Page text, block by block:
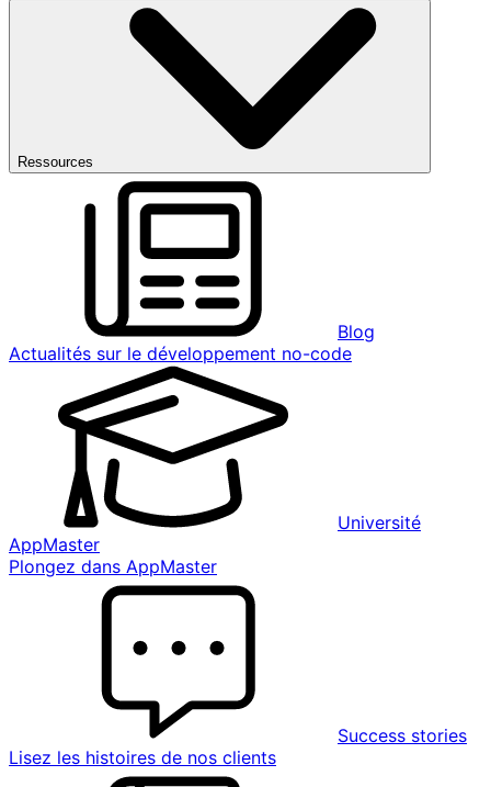
Ressources
Blog
Actualités sur le développement no-code
Université
AppMaster
Plongez dans AppMaster
Success stories
Lisez les histoires de nos clients